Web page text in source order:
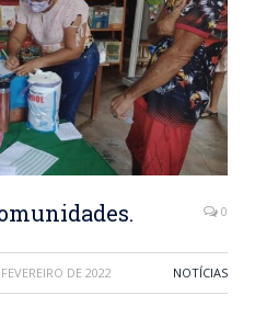
0
DE 2022 NOTÍCIAS